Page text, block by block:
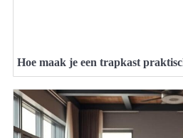
Hoe maak je een trapkast